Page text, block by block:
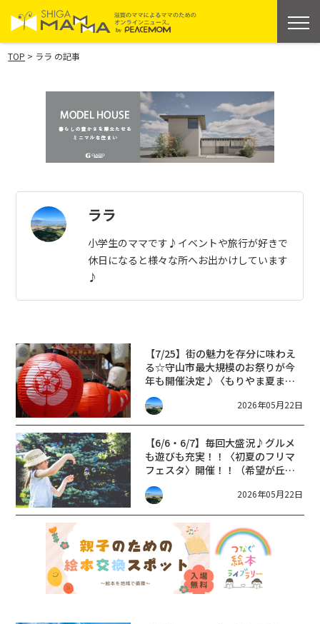
TOP > ララ の記事
ララ
小学生のママです♪イベントや旅行が好きで
休日になると様々な所へお出かけしています
♪
【7/25】街の魅力を存分に味わえ
る☆守山市最大規模のお祭りが今
年も開催決定♪〈もりやま夏まつ
り2026〉
2026年05月22日
【6/6・6/7】毎回大盛況♪グルメ
も遊びも充実！！〈初夏のフリマ
フェスタ〉開催！！（希望が丘文
化公園 ）
2026年05月22日